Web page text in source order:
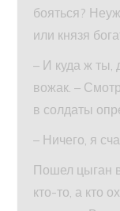
бояться?
или князя
– И куда ж ты,
вожак. –
в солдаты
– Ничего, я
Пошел цыган
кто-то, а кто